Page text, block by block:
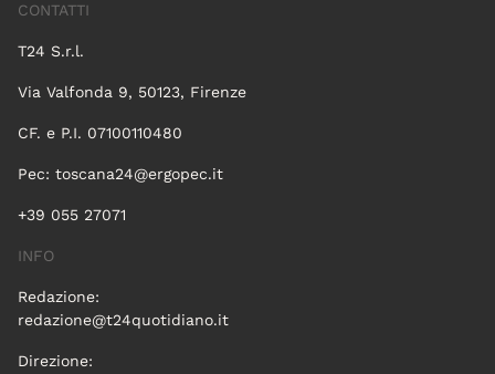
CONTATTI
T24 S.r.l.
Via Valfonda 9, 50123, Firenze
CF. e P.I. 07100110480
Pec: toscana24@ergopec.it
+39 055 27071
INFO
Redazione:
redazione@t24quotidiano.it
Direzione: